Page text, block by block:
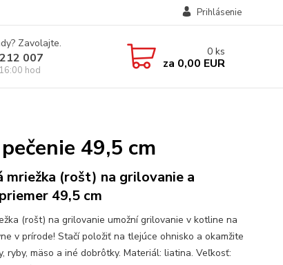
Prihlásenie
Zavolajte.
007
hod
0 ks
za 0,00 EUR
49,5 cm
mriežka (rošt) na grilovanie a
49,5 cm
(rošt) na grilovanie umožní grilovanie v kotline na
v prírode! Stačí položiť na tlejúce ohnisko a okamžite
ryby, mäso a iné dobrôtky. Materiál: liatina. Veľkosť: